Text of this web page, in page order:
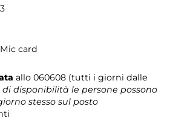
card
allo 060608 (tutti i giorni dalle
di disponibilità le persone possono
stesso sul posto